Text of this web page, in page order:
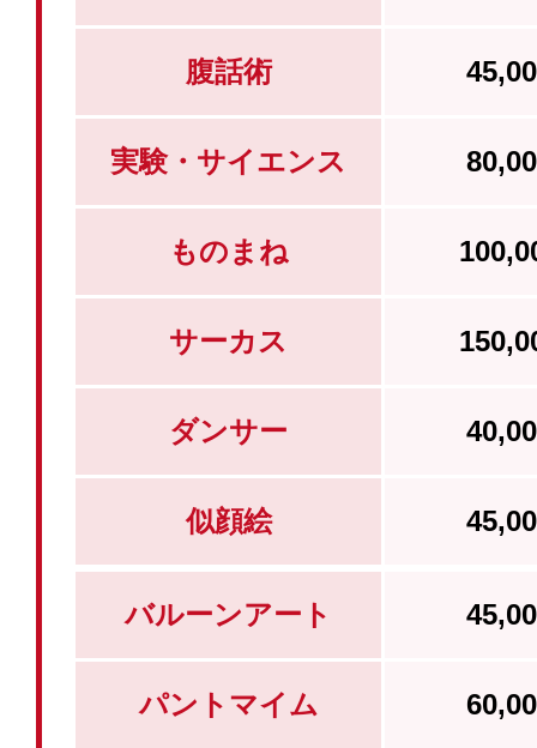
腹話術
実験・サイエンス
ものまね
サーカス
ダンサー
似顔絵
バルーンアート
パントマイム